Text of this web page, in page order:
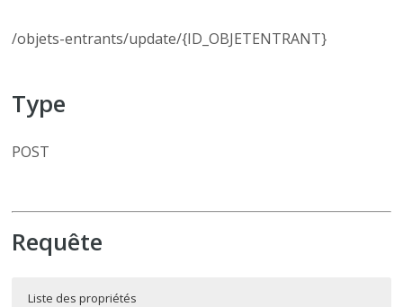
/objets-entrants/update/{ID_OBJETENTRANT}
Type
POST
Requête
Liste des propriétés